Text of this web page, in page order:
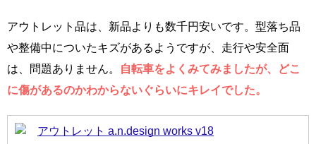
アウトレット品は、新品よりも数千円安いです。型落ち品
や整備中についたキズがあるようですが、走行や安全面
は、問題ありません。
自転車をよくみてみましたが、どこ
に傷があるのかわからないぐらいにキレイでした。
アウトレット a.n.design works v18